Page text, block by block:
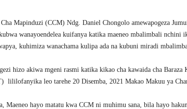
Mapinduzi (CCM) Ndg. Daniel Chongolo amewapogeza
wanayoendelea kuifanya katika maeneo mbalimbali nchini
kuhimiza wanachama kulipa ada na kubuni miradi
hizo akiwa mgeni rasmi katika kikao cha kawaida cha Baraza
lililofanyika leo tarehe 20 Disemba, 2021 Makao Makuu ya
Maeneo hayo matatu kwa CCM ni muhimu sana, bila hayo